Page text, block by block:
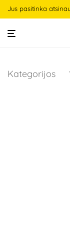
Jus pasitinka
Kategorijos